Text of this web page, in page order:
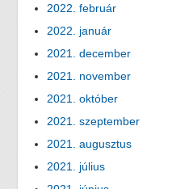
2022. február
2022. január
2021. december
2021. november
2021. október
2021. szeptember
2021. augusztus
2021. július